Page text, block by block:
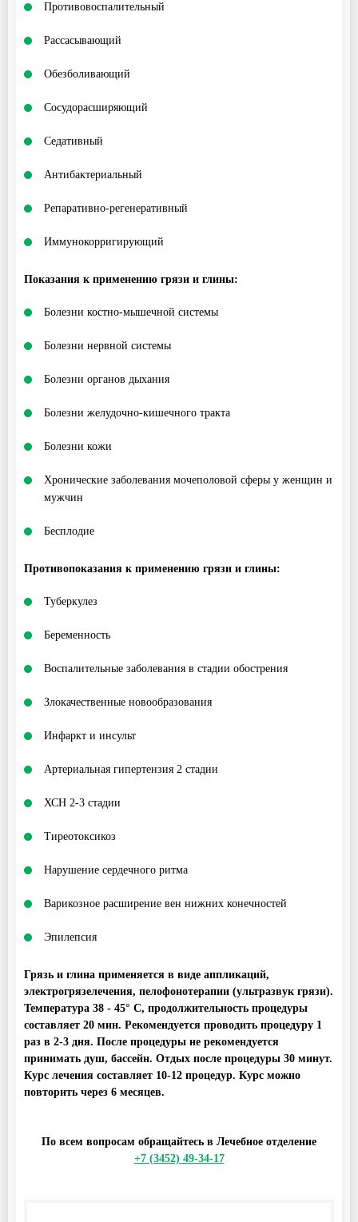
Противовоспалительный
Рассасывающий
Обезболивающий
Cосудорасширяющий
Седативный
Антибактериальный
Репаративно-регенеративный
Иммунокорригирующий
Показания к применению грязи и глины:
Болезни костно-мышечной системы
Болезни нервной системы
Болезни органов дыхания
Болезни желудочно-кишечного тракта
Болезни кожи
Хронические заболевания мочеполовой сферы у женщин и
мужчин
Бесплодие
Противопоказания к применению грязи и глины:
Туберкулез
Беременность
Воспалительные заболевания в стадии обострения
Злокачественные новообразования
Инфаркт и инсульт
Артериальная гипертензия 2 стадии
ХСН 2-3 стадии
Тиреотоксикоз
Нарушение сердечного ритма
Варикозное расширение вен нижних конечностей
Эпилепсия
Грязь и глина применяется в виде аппликаций,
электрогрязелечения, пелофонотерапии (ультразвук грязи).
Температура 38 - 45° С, продолжительность процедуры
составляет 20 мин. Рекомендуется проводить процедуру 1
раз в 2-3 дня. После процедуры не рекомендуется
принимать душ, бассейн. Отдых после процедуры 30 минут.
Курс лечения составляет 10-12 процедур. Курс можно
повторить через 6 месяцев.
По всем вопросам обращайтесь в Лечебное отделение
+7 (3452) 49-34-17